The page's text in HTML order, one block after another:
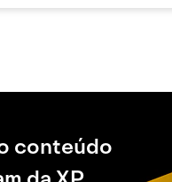
conteúdo